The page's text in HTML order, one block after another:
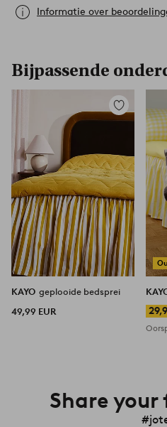
Informatie over
Bijpassende
Toevoegen
aan
favorieten
KAYO geplooide bedsprei
49,99 EUR
Share